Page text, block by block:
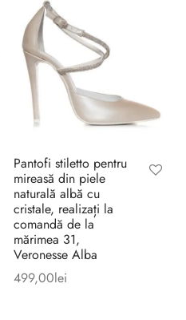
Pantofi stiletto pentru
mireasă din piele
naturală albă cu
cristale, realizați la
comandă de la
mărimea 31,
Veronesse Alba
499,00lei